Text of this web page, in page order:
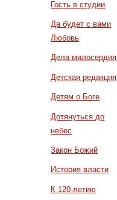
Гость в студии
Да будет с вами
Любовь
Дела милосердия
Детская редакция
Детям о Боге
Дотянуться до
небес
Закон Божий
История власти
К 120-летию